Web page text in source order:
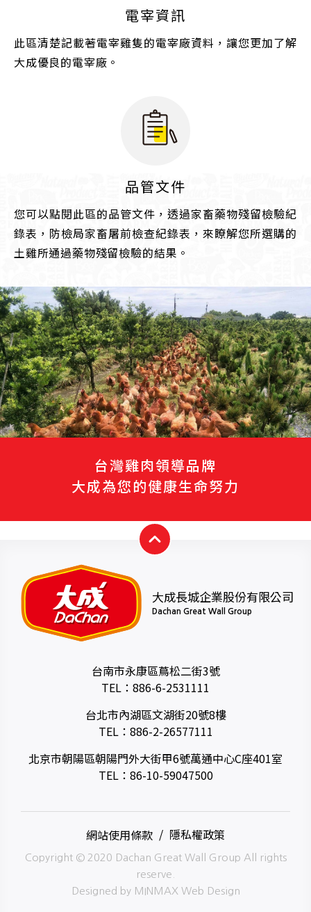
電宰資訊
此區清楚記載著電宰雞隻的電宰廠資料，讓您更加了解
大成優良的電宰廠。
品管文件
您可以點閱此區的品管文件，透過家畜藥物殘留檢驗紀
錄表，防檢局家畜屠前檢查紀錄表，來瞭解您所選購的
土雞所通過藥物殘留檢驗的結果。
台灣雞肉領導品牌
大成為您的健康生命努力
大成長城企業股份有限公司
Dachan Great Wall Group
台南市永康區蔦松二街3號
TEL： 886-6-2531111
台北市內湖區文湖街20號8樓
TEL： 886-2-26577111
北京市朝陽區朝陽門外大街甲6號萬通中心C座401室
TEL： 86-10-59047500
網站使用條款 隱私權政策
Copyright © 2020 Dachan Great Wall Group All rights
reserve.
Designed by MINMAX Web Design